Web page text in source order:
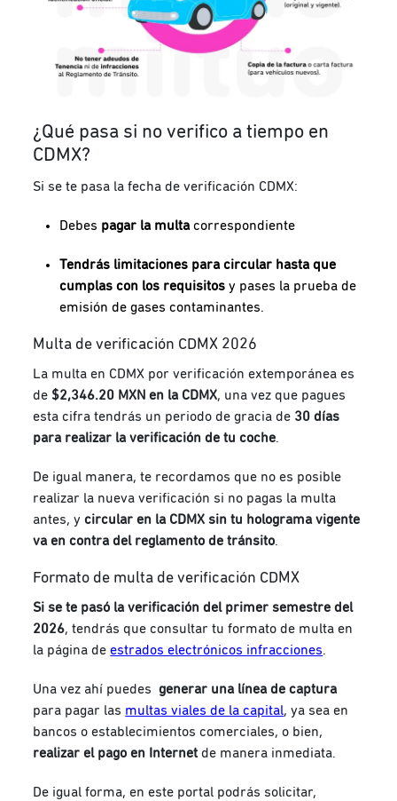
¿Qué pasa si no verifico a tiempo en
CDMX?
Si se te pasa la fecha de verificación CDMX:
Debes pagar la multacorrespondiente
Tendrás limitaciones para circular hasta que
cumplas con los requisitosy pases la prueba de
emisión de gases contaminantes.
Multa de verificación CDMX 2026
La multa en CDMX por verificación extemporánea es
de $2,346.20 MXN en la CDMX, una vez que pagues
esta cifra tendrás un periodo de gracia de 30 días
para realizar la verificación de tu coche.
De igual manera, te recordamos que no es posible
realizar la nueva verificación si no pagas la multa
antes, y circular en la CDMX sin tu holograma vigente
va en contra del reglamento de tránsito.
Formato de multa de verificación CDMX
Si se te pasó la verificación del primer semestre del
2026, tendrás que consultar tu formato de multa en
la página de estrados electrónicos infracciones.
Una vez ahí puedesgenerar una línea de captura
para pagar las multas viales de la capital, ya sea en
bancos o establecimientos comerciales, o bien,
realizar el pago en Internet de manera inmediata.
De igual forma, en este portal podrás solicitar,